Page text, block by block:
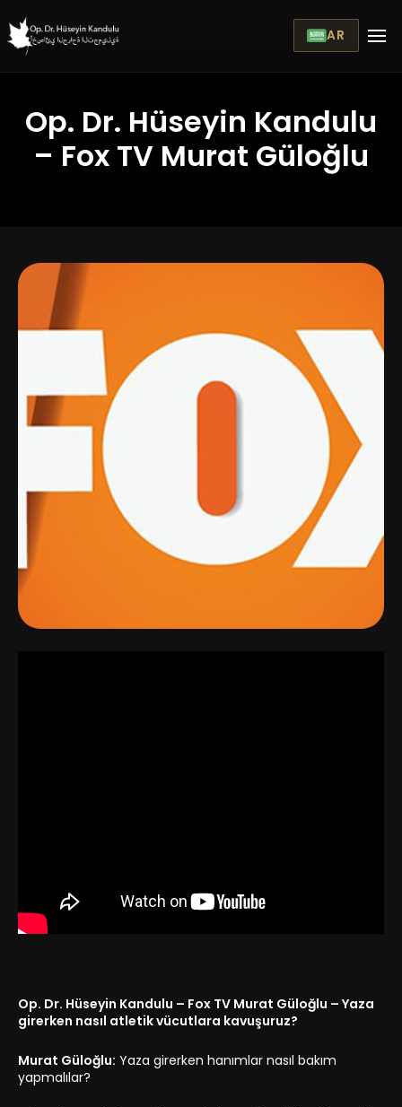
AR
Op. Dr. Hüseyin Kandulu
– Fox TV Murat Güloğlu
Op. Dr. Hüseyin Kandulu – Fox TV Murat Güloğlu – Yaza
girerken nasıl atletik vücutlara kavuşuruz?
Murat Güloğlu: Yaza girerken hanımlar nasıl bakım
yapmalılar?